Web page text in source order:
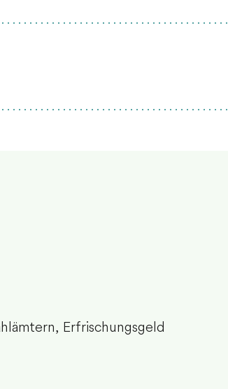
Erfrischungsgeld